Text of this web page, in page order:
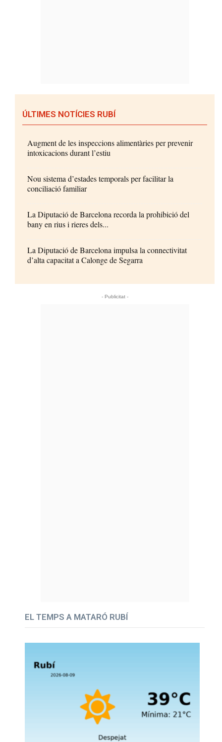
ÚLTIMES NOTÍCIES RUBÍ
Augment de les inspeccions alimentàries per prevenir
intoxicacions durant l’estiu
Nou sistema d’estades temporals per facilitar la
conciliació familiar
La Diputació de Barcelona recorda la prohibició del
bany en rius i rieres dels...
La Diputació de Barcelona impulsa la connectivitat
d’alta capacitat a Calonge de Segarra
- Publicitat -
EL TEMPS A MATARÓ RUBÍ